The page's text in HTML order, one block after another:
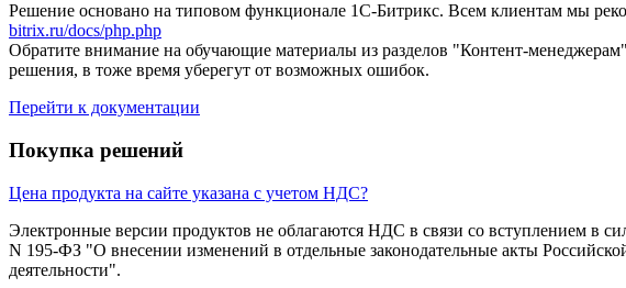
Решение основано на типовом функционале 1С-Битрикс. Всем клиентам мы
bitrix.ru/docs/php.php
Обратите внимание на обучающие материалы из разделов "Контент-
решения, в тоже время уберегут от возможных ошибок.
Перейти к документации
Покупка решений
Цена продукта на сайте указана с учетом НДС?
Электронные версии продуктов не облагаются НДС в связи со вступлением в
N 195-ФЗ "О внесении изменений в отдельные законодательные акты
деятельности".